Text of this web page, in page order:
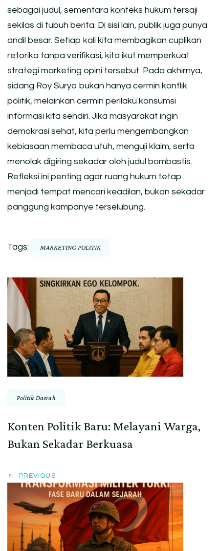
sebagai judul, sementara konteks hukum tersaji
sekilas di tubuh berita. Di sisi lain, publik juga punya
andil besar. Setiap kali kita membagikan cuplikan
retorika tanpa verifikasi, kita ikut memperkuat
strategi marketing opini tersebut. Pada akhirnya,
sidang Roy Suryo bukan hanya cermin konflik
politik, melainkan cermin perilaku konsumsi
informasi kita sendiri. Jika masyarakat ingin
demokrasi sehat, kita perlu mengembangkan
kebiasaan membaca utuh, menguji klaim, serta
menolak digiring sekadar oleh judul bombastis.
Refleksi ini penting agar ruang hukum tetap
menjadi tempat mencari keadilan, bukan sekadar
panggung kampanye terselubung.
Tags: MARKETING POLITIK
Post
Navigation
Politik Daerah
Konten Politik Baru: Melayani Warga,
Bukan Sekadar Berkuasa
PREVIOUS